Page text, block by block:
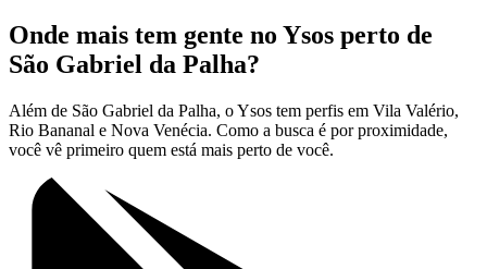
Onde mais tem gente no Ysos perto de
São Gabriel da Palha?
Além de São Gabriel da Palha, o Ysos tem perfis em Vila Valério,
Rio Bananal e Nova Venécia. Como a busca é por proximidade,
você vê primeiro quem está mais perto de você.